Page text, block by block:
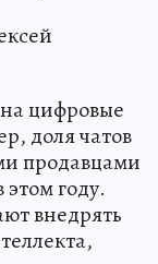
цифровые
доля чатов
продавцами
этом году.
внедрять